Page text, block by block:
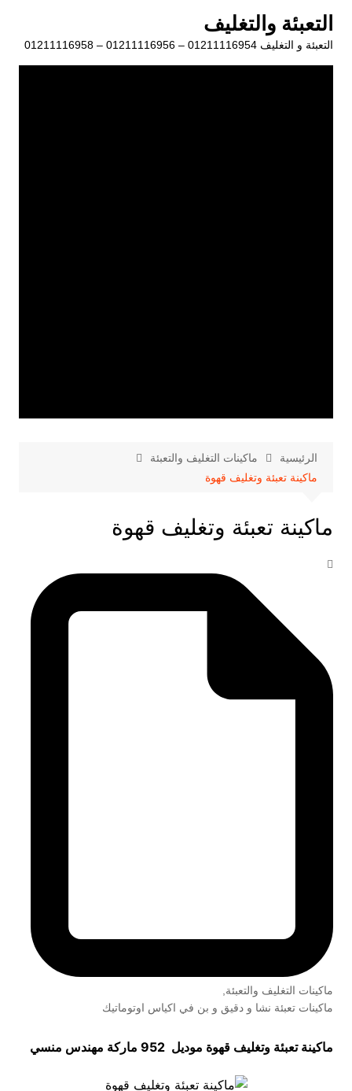
المحتوى
التعبئة والتغليف
التعبئة و التغليف 01211116954 – 01211116956 – 01211116958
الرئيسية
ماكينات التغليف والتعبئة
ماكينة تعبئة وتغليف قهوة
ماكينة تعبئة وتغليف قهوة
ماكينات التغليف والتعبئة,
ماكينات تعبئة نشا و دقيق و بن في اكياس اوتوماتيك
ماكينة تعبئة وتغليف قهوة موديل 952 ماركة مهندس منسي